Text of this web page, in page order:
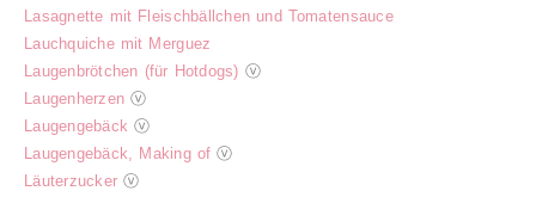
Lasagnette mit Fleischbällchen und Tomatensauce
Lauchquiche mit Merguez
Laugenbrötchen (für Hotdogs) ⓥ
Laugenherzen ⓥ
Laugengebäck ⓥ
Laugengebäck, Making of ⓥ
Läuterzucker ⓥ